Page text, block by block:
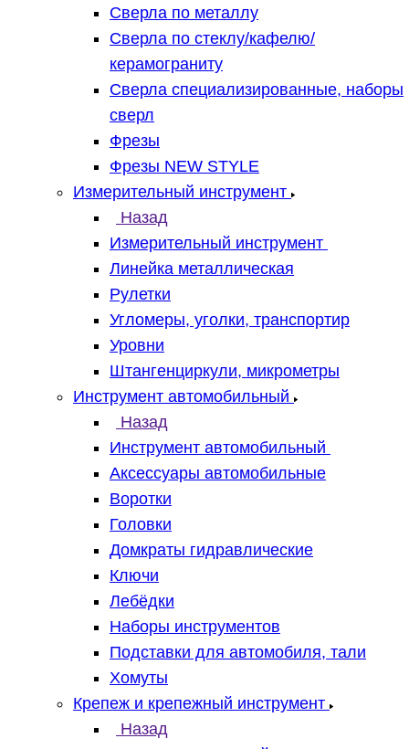
Сверла по металлу
Сверла по стеклу/кафелю/
керамограниту
Сверла специализированные, наборы
сверл
Фрезы
Фрезы NEW STYLE
Измерительный инструмент
Назад
Измерительный инструмент
Линейка металлическая
Рулетки
Угломеры, уголки, транспортир
Уровни
Штангенциркули, микрометры
Инструмент автомобильный
Назад
Инструмент автомобильный
Аксессуары автомобильные
Воротки
Головки
Домкраты гидравлические
Ключи
Лебёдки
Наборы инструментов
Подставки для автомобиля, тали
Хомуты
Крепеж и крепежный инструмент
Назад